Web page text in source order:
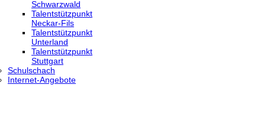
Schwarzwald
Talentstützpunkt
Neckar-Fils
Talentstützpunkt
Unterland
Talentstützpunkt
Stuttgart
Schulschach
Internet-Angebote